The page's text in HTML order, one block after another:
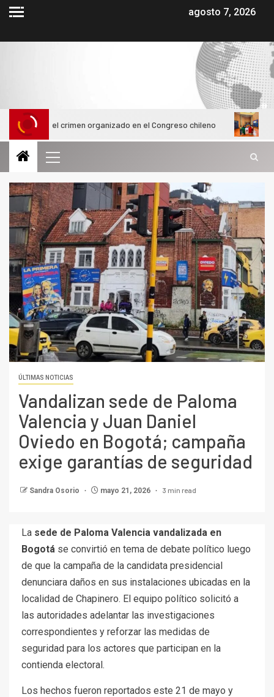
agosto 7, 2026
crimen organizado en el Congreso chileno Alumnas de
ÚLTIMAS NOTICIAS
Vandalizan sede de Paloma
Valencia y Juan Daniel
Oviedo en Bogotá; campaña
exige garantías de seguridad
Sandra Osorio mayo 21, 2026 3 min read
La sede de Paloma Valencia vandalizada en
Bogotá se convirtió en tema de debate político luego
de que la campaña de la candidata presidencial
denunciara daños en sus instalaciones ubicadas en la
localidad de Chapinero. El equipo político solicitó a
las autoridades adelantar las investigaciones
correspondientes y reforzar las medidas de
seguridad para los actores que participan en la
contienda electoral.
Los hechos fueron reportados este 21 de mayo y